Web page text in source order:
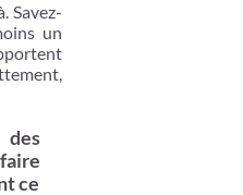
Savez-
un
des
ce